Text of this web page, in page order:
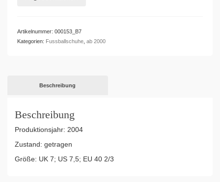
Artikelnummer: 000153_B7
Kategorien: Fussballschuhe ab 2000
Beschreibung
Beschreibung
Produktionsjahr: 2004
Zustand: getragen
Größe: UK 7; US 7,5; EU 40 2/3